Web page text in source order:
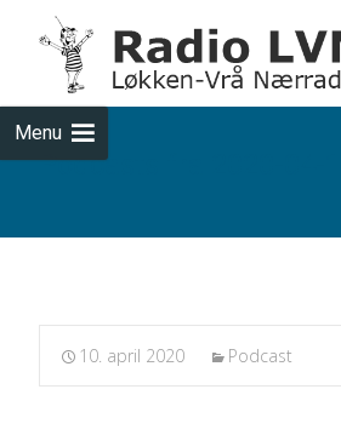
Menu
Podcasts fra 2020-04-10
10. april 2020 Podcast